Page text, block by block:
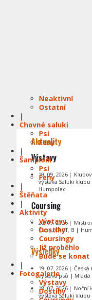
Neaktivní
Ostatní
|
Chovné saluki
Psi
Feny
|
Šampióni
Psi
Feny
|
Štěňata
|
Aktivity
Výstavy
Dostihy
Coursingy
Již proběhlo
Bude se konat
|
Fotogalerie
Výstavy
Dostihy
Aktuality
Výstavy
19. 09. 2026 |
výstava Saluki klubu
Humpolec
Coursing
20. 09. 2026 |
Čech, CACT, B |
Výsledky
19. 07. 2026 |
výstava psů | Mladá
18. 07. 2026 | Noční
výstava Saluki klubu